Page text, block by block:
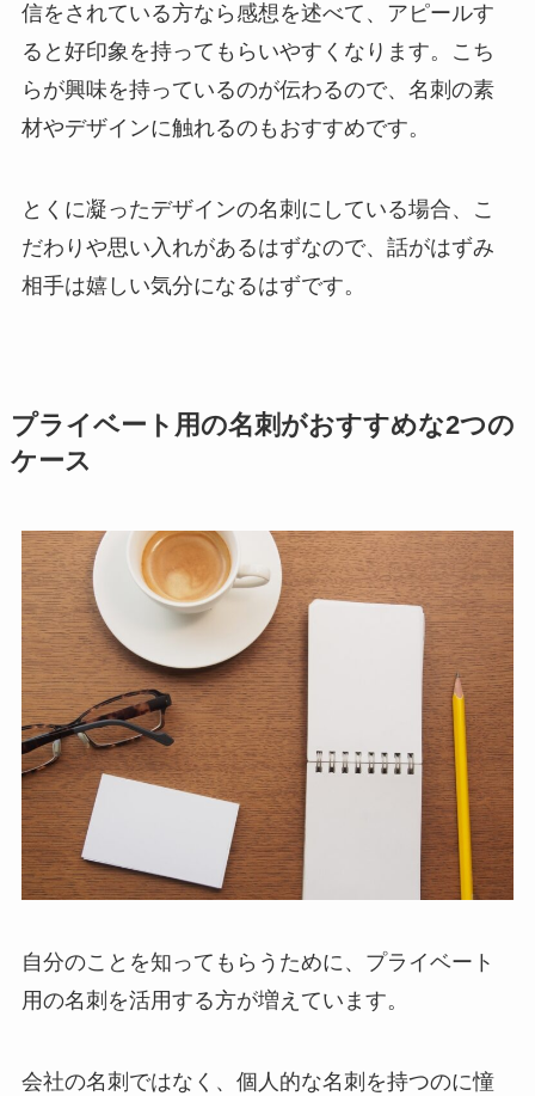
信をされている方なら感想を述べて、アピールす
ると好印象を持ってもらいやすくなります。こち
らが興味を持っているのが伝わるので、名刺の素
材やデザインに触れるのもおすすめです。
とくに凝ったデザインの名刺にしている場合、こ
だわりや思い入れがあるはずなので、話がはずみ
相手は嬉しい気分になるはずです。
プライベート用の名刺がおすすめな2つの
ケース
自分のことを知ってもらうために、プライベート
用の名刺を活用する方が増えています。
会社の名刺ではなく、個人的な名刺を持つのに憧